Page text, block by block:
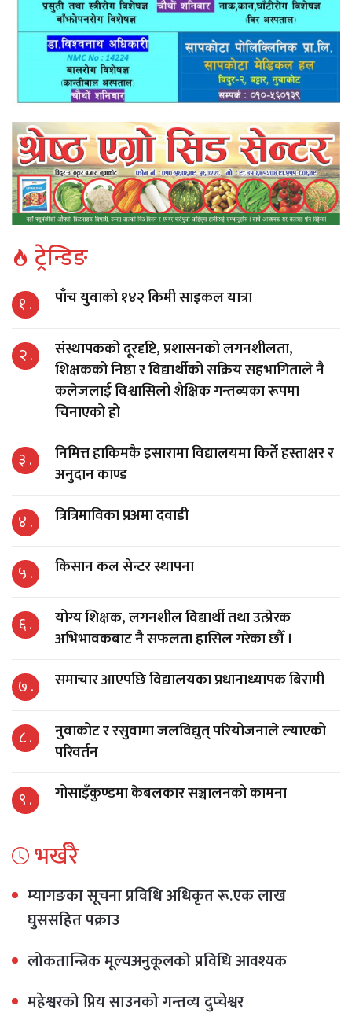
ट्रेन्डिङ
१ . पाँच युवाको १४२ किमी साइकल यात्रा
२ .
संस्थापकको दूरदृष्टि, प्रशासनको लगनशीलता,
शिक्षकको निष्ठा र विद्यार्थीको सक्रिय सहभागिताले नै
कलेजलाई विश्वासिलो शैक्षिक गन्तव्यका रूपमा
चिनाएको हो
३ .
निमित्त हाकिमकै इसारामा विद्यालयमा किर्ते हस्ताक्षर र
अनुदान काण्ड
४ . त्रित्रिमाविका प्रअमा दवाडी
५ . किसान कल सेन्टर स्थापना
६ .
योग्य शिक्षक, लगनशील विद्यार्थी तथा उत्प्रेरक
अभिभावकबाट नै सफलता हासिल गरेका छौँ ।
७ . समाचार आएपछि विद्यालयका प्रधानाध्यापक बिरामी
८ .
नुवाकोट र रसुवामा जलविद्युत् परियोजनाले ल्याएको
परिवर्तन
९ . गोसाइँकुण्डमा केबलकार सञ्चालनको कामना
भर्खरै
म्यागङका सूचना प्रविधि अधिकृत रू.एक लाख
घुससहित पक्राउ
लोकतान्त्रिक मूल्यअनुकूलको प्रविधि आवश्यक
महेश्वरको प्रिय साउनको गन्तव्य दुप्चेश्वर